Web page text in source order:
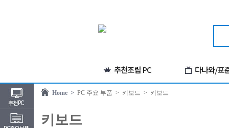
Home > PC 주요 부품 > 키보드 > 키보드
키보드